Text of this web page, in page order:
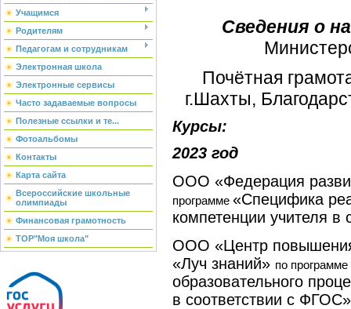
Учащимся
Родителям
Педагогам и сотрудникам
Электронная школа
Электронные сервисы
Часто задаваемые вопросы
Полезные ссылки и те...
Фотоальбомы
Контакты
Карта сайта
Всероссийские школьные
олимпиады
Финансовая грамотность
ТОР"Моя школа"
Сведения о
Почётная
г.Шахты,
Курсы:
2023 год
ООО «Федерация
программе «Специфика
компетенции учителя
ООО «Центр повышения
«Луч знаний» по программе
образовательного
в соответствии с ФГОС»